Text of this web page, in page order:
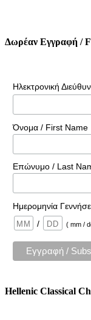
Δωρέαν Εγγραφή /
Ηλεκτρονική
Όνομα / First Name
Επώνυμο / Last
Ημερομηνία
/
( mm /
Hellenic Classical